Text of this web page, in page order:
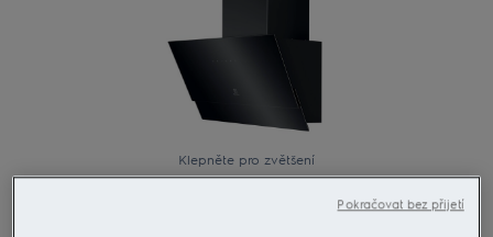
Klepněte pro zvětšení
Pokračovat bez přijetí